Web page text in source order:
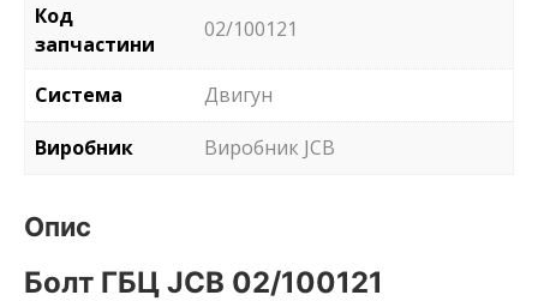
Код
запчастини
02/100121
Система
Двигун
Виробник
Виробник JCB
Опис
Болт ГБЦ JCB 02/100121